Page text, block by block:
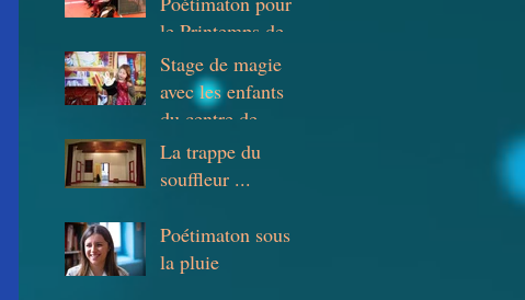
le Printemps des
Poètes à l'ESPE
de Lyon
Stage de magie
avec les enfants
du centre de
loisirs Berliet à
Saint-Priest
La trappe du
souffleur ...
Poétimaton sous
la pluie